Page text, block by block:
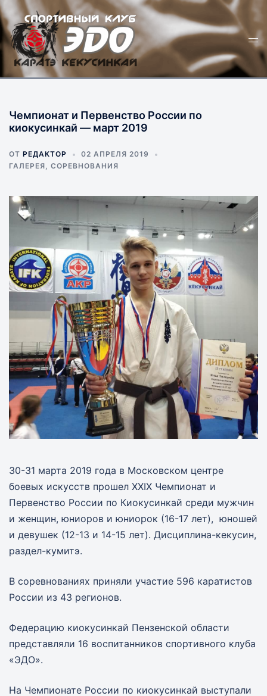
Перейти
к
содержимому
Чемпионат и Первенство России по
киокусинкай — март 2019
ОТ РЕДАКТОР
02 АПРЕЛЯ 2019
ГАЛЕРЕЯ, СОРЕВНОВАНИЯ
30-31 марта 2019 года в Московском центре
боевых искусств прошел XXIX Чемпионат и
Первенство России по Киокусинкай среди мужчин
и женщин, юниоров и юниорок (16-17 лет), юношей
и девушек (12-13 и 14-15 лет). Дисциплина-кекусин,
раздел-кумитэ.
В соревнованиях приняли участие 596 каратистов
России из 43 регионов.
Федерацию киокусинкай Пензенской области
представляли 16 воспитанников спортивного клуба
«ЭДО».
На Чемпионате России по киокусинкай выступали